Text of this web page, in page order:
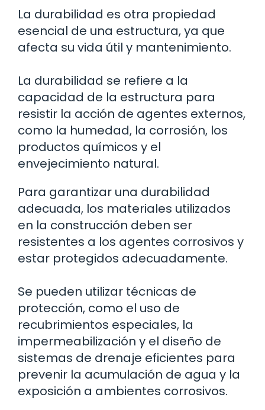
La durabilidad es otra propiedad
esencial de una estructura, ya que
afecta su vida útil y mantenimiento.
La durabilidad se refiere a la
capacidad de la estructura para
resistir la acción de agentes externos,
como la humedad, la corrosión, los
productos químicos y el
envejecimiento natural.
Para garantizar una durabilidad
adecuada, los materiales utilizados
en la construcción deben ser
resistentes a los agentes corrosivos y
estar protegidos adecuadamente.
Se pueden utilizar técnicas de
protección, como el uso de
recubrimientos especiales, la
impermeabilización y el diseño de
sistemas de drenaje eficientes para
prevenir la acumulación de agua y la
exposición a ambientes corrosivos.